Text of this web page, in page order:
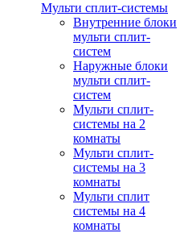
Мульти сплит-системы
Внутренние блоки
мульти сплит-
систем
Наружные блоки
мульти сплит-
систем
Мульти сплит-
системы на 2
комнаты
Мульти сплит-
системы на 3
комнаты
Мульти сплит
системы на 4
комнаты